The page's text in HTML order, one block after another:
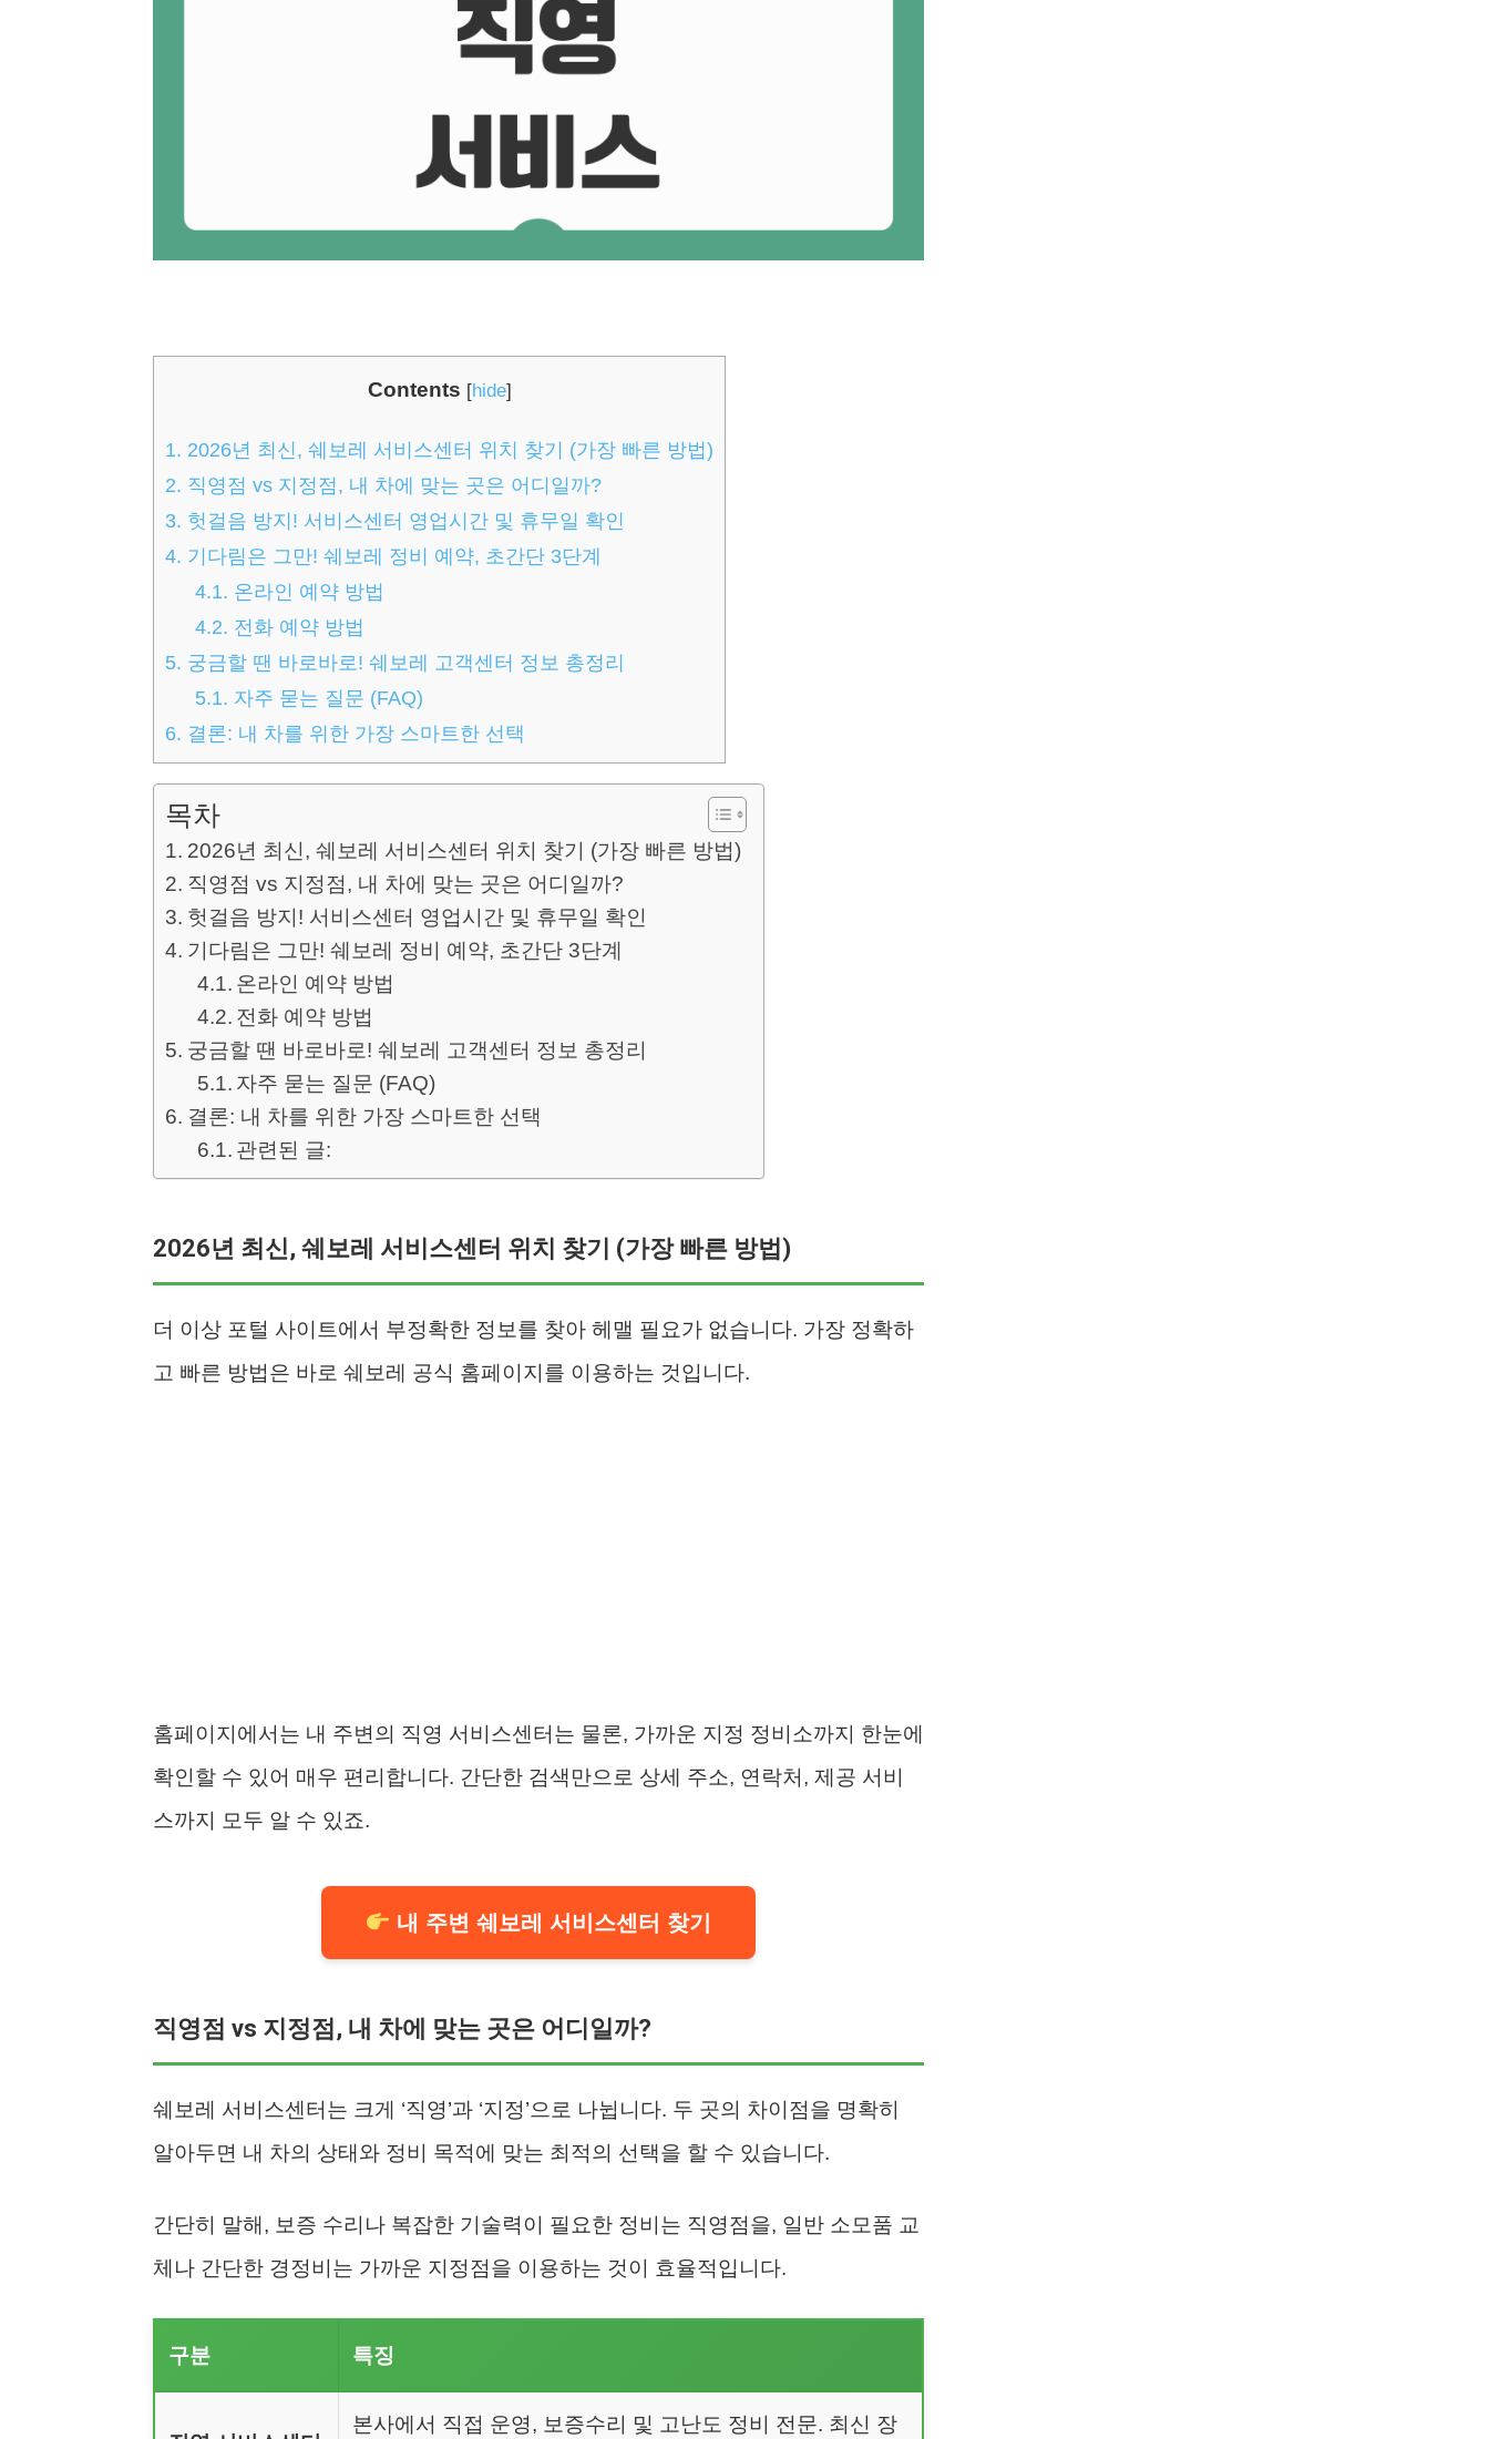
Contents [hide]
1. 2026년 최신, 쉐보레 서비스센터 위치 찾기 (가장 빠른 방법)
2. 직영점 vs 지정점, 내 차에 맞는 곳은 어디일까?
3. 헛걸음 방지! 서비스센터 영업시간 및 휴무일 확인
4. 기다림은 그만! 쉐보레 정비 예약, 초간단 3단계
4.1. 온라인 예약 방법
4.2. 전화 예약 방법
5. 궁금할 땐 바로바로! 쉐보레 고객센터 정보 총정리
5.1. 자주 묻는 질문 (FAQ)
6. 결론: 내 차를 위한 가장 스마트한 선택
목차
2026년 최신, 쉐보레 서비스센터 위치 찾기 (가장 빠른 방법)
직영점 vs 지정점, 내 차에 맞는 곳은 어디일까?
헛걸음 방지! 서비스센터 영업시간 및 휴무일 확인
기다림은 그만! 쉐보레 정비 예약, 초간단 3단계
온라인 예약 방법
전화 예약 방법
궁금할 땐 바로바로! 쉐보레 고객센터 정보 총정리
자주 묻는 질문 (FAQ)
결론: 내 차를 위한 가장 스마트한 선택
관련된 글:
2026년 최신, 쉐보레 서비스센터 위치 찾기 (가장 빠른 방법)
더 이상 포털 사이트에서 부정확한 정보를 찾아 헤맬 필요가 없습니다. 가장 정확하
고 빠른 방법은 바로 쉐보레 공식 홈페이지를 이용하는 것입니다.
홈페이지에서는 내 주변의 직영 서비스센터는 물론, 가까운 지정 정비소까지 한눈에
확인할 수 있어 매우 편리합니다. 간단한 검색만으로 상세 주소, 연락처, 제공 서비
스까지 모두 알 수 있죠.
내 주변 쉐보레 서비스센터 찾기
직영점 vs 지정점, 내 차에 맞는 곳은 어디일까?
쉐보레 서비스센터는 크게 ‘직영’과 ‘지정’으로 나뉩니다. 두 곳의 차이점을 명확히
알아두면 내 차의 상태와 정비 목적에 맞는 최적의 선택을 할 수 있습니다.
간단히 말해, 보증 수리나 복잡한 기술력이 필요한 정비는 직영점을, 일반 소모품 교
체나 간단한 경정비는 가까운 지정점을 이용하는 것이 효율적입니다.
구분 특징
본사에서 직접 운영, 보증수리 및 고난도 정비 전문. 최신 장